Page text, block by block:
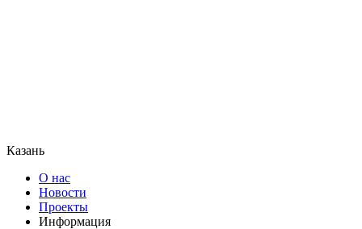
Казань
О нас
Новости
Проекты
Информация